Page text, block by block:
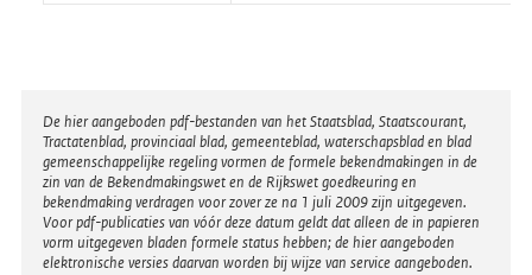
Disclaimer
De hier aangeboden pdf-bestanden van het Staatsblad, Staatscourant,
Tractatenblad, provinciaal blad, gemeenteblad, waterschapsblad en blad
gemeenschappelijke regeling vormen de formele bekendmakingen in de
zin van de Bekendmakingswet en de Rijkswet goedkeuring en
bekendmaking verdragen voor zover ze na 1 juli 2009 zijn uitgegeven.
Voor pdf-publicaties van vóór deze datum geldt dat alleen de in papieren
vorm uitgegeven bladen formele status hebben; de hier aangeboden
elektronische versies daarvan worden bij wijze van service aangeboden.